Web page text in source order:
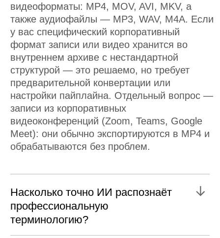
Cобираем уникальную
команду профессионалов
под каждого клиента
Нажимая кнопку «Отправить», я
соглашаюсь на обработку моих
персональных данных и на
№152-ФЗ,
конфиденциальности иСогласием
на обработку персональных
данных.